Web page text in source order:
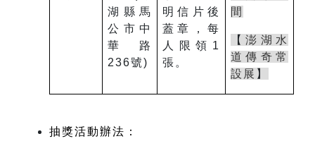
湖縣馬
公市中
華路
236號)
明信片後
蓋章，每
人限領 1
張。
間
【澎湖水
道傳奇常
設展 】
抽獎活動辦法：